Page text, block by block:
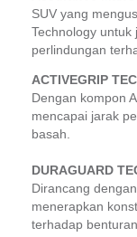
SUV yang
Technology
perlindungan
ACTIVEGRIP
Dengan kompon
mencapai jarak
basah.
DURAGUARD
Dirancang dengan
menerapkan
terhadap benturan